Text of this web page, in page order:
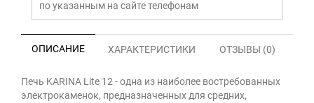
по указанным на сайте телефонам
ОПИСАНИЕ ХАРАКТЕРИСТИКИ ОТЗЫВЫ (0)
Печь KARINA Lite 12 - одна из наиболее востребованных
электрокаменок, предназначенных для средних,